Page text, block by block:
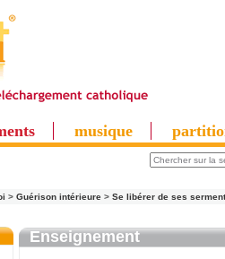
musique
> Guérison intérieure > Se libérer de ses
Enseignement